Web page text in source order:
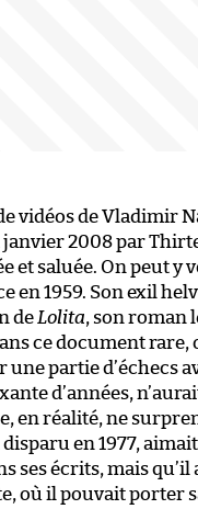
vidéos de Vladimir
janvier 2008 par
et saluée. On peut y
en 1959. Son exil
de Lolita, son roman
ce document
une partie d’échecs
d’années,
en réalité, ne
en 1977,
ses écrits, mais
où il pouvait porter